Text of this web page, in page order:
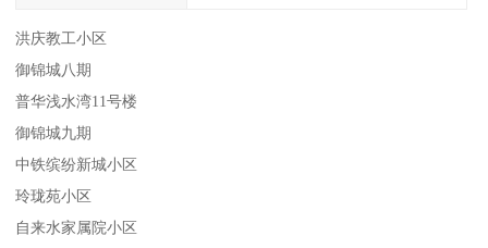
洪庆教工小区
御锦城八期
普华浅水湾11号楼
御锦城九期
中铁缤纷新城小区
玲珑苑小区
自来水家属院小区